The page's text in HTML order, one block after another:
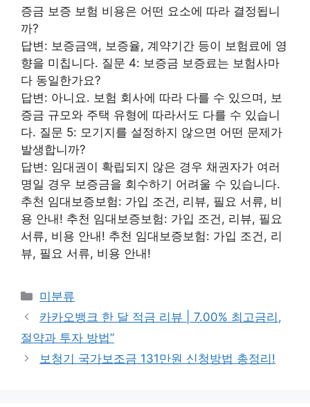
증금 보증 보험 비용은 어떤 요소에 따라 결정됩니
까?
답변: 보증금액, 보증율, 계약기간 등이 보험료에 영
향을 미칩니다. 질문 4: 보증금 보증료는 보험사마
다 동일한가요?
답변: 아니요. 보험 회사에 따라 다를 수 있으며, 보
증금 규모와 주택 유형에 따라서도 다를 수 있습니
다. 질문 5: 모기지를 설정하지 않으면 어떤 문제가
발생합니까?
답변: 임대권이 확립되지 않은 경우 채권자가 여러
명일 경우 보증금을 회수하기 어려울 수 있습니다.
추천 임대보증보험: 가입 조건, 리뷰, 필요 서류, 비
용 안내! 추천 임대보증보험: 가입 조건, 리뷰, 필요
서류, 비용 안내! 추천 임대보증보험: 가입 조건, 리
뷰, 필요 서류, 비용 안내!
Categories
미분류
카카오뱅크 한 달 적금 리뷰 | 7.00% 최고금리,
절약과 투자 방법”
보청기 국가보조금 131만원 신청방법 총정리!